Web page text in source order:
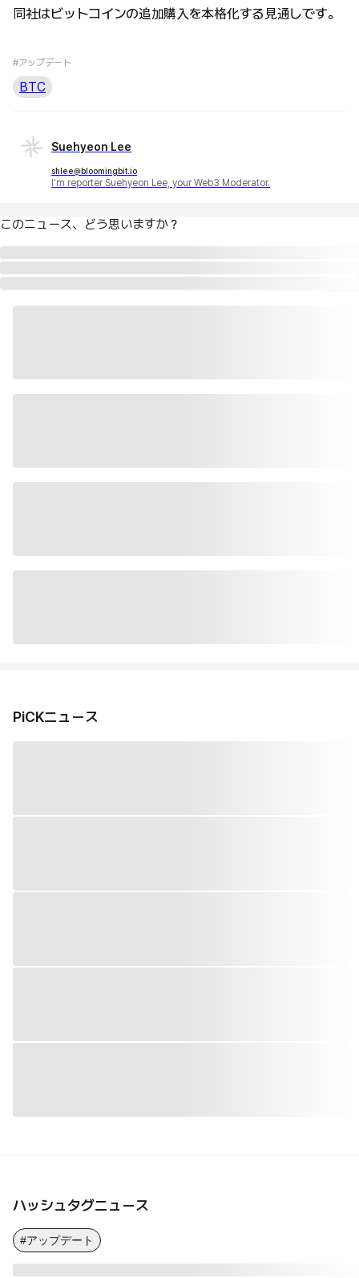
同社はビットコインの追加購入を本格化する見通しです。
#アップデート
BTC
Suehyeon Lee
shlee@bloomingbit.io
I'm reporter Suehyeon Lee, your Web3 Moderator.
このニュース、どう思いますか？
PiCKニュース
ハッシュタグニュース
#アップデート